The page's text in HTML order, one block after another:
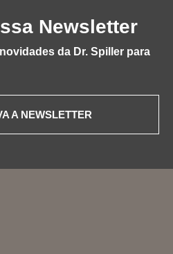
Newsletter
da Dr. Spiller para
A NEWSLETTER